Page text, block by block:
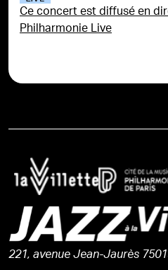
Ce concert est diffusé en
Philharmonie Live
221, avenue Jean-Jaurès